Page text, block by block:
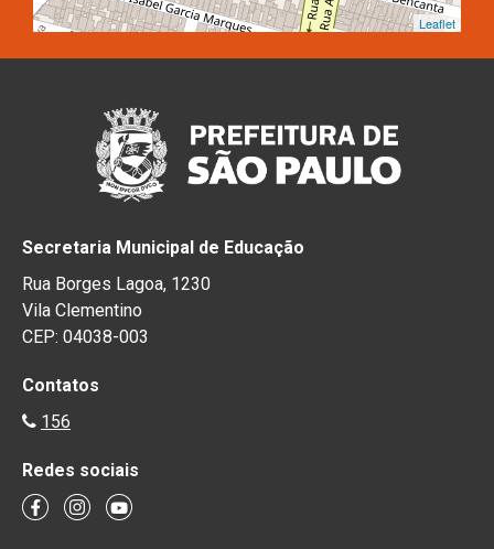
Leaflet
Secretaria Municipal de Educação
Rua Borges Lagoa, 1230
Vila Clementino
CEP: 04038-003
Contatos
156
Redes sociais